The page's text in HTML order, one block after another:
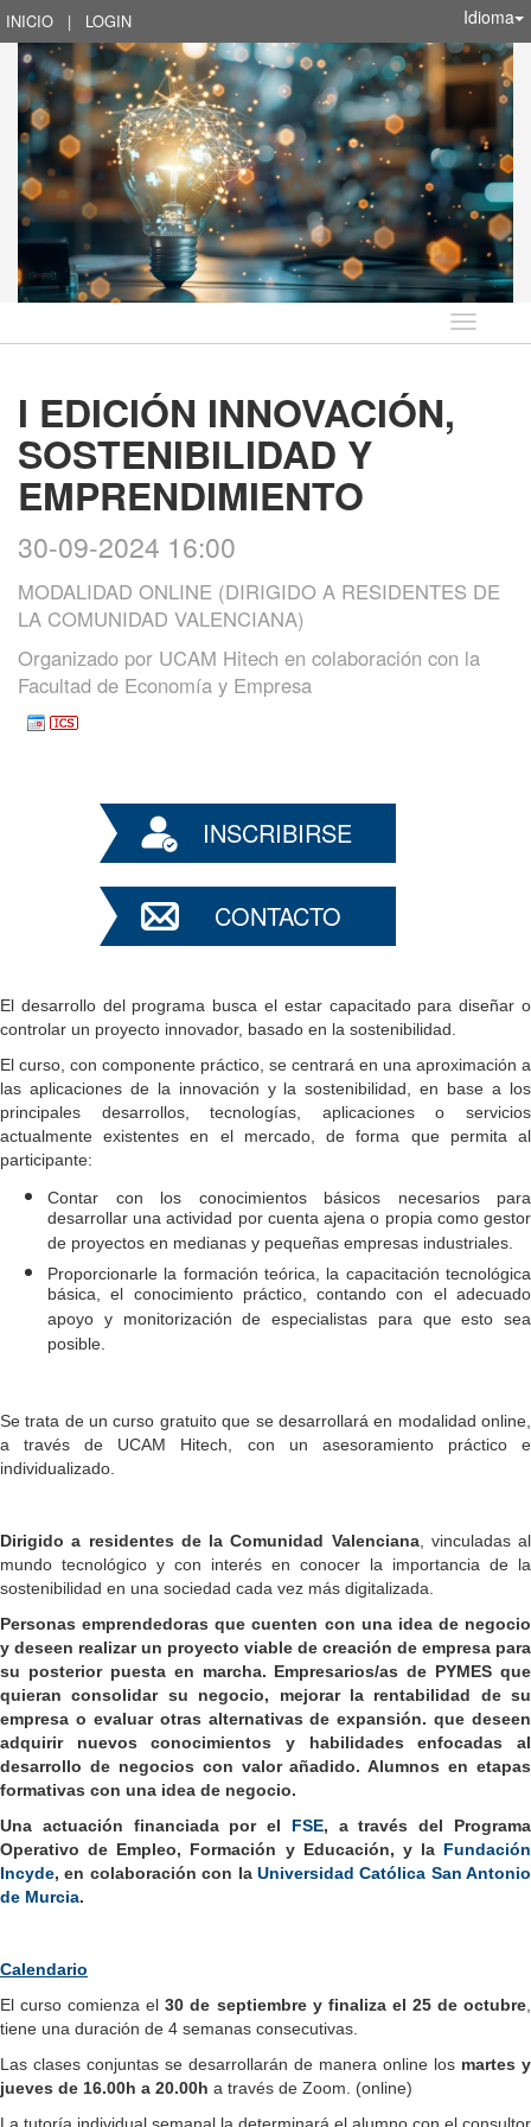
INICIO | LOGIN Idioma
Idioma
I EDICIÓN INNOVACIÓN,
SOSTENIBILIDAD Y
EMPRENDIMIENTO
30-09-2024 16:00
MODALIDAD ONLINE (DIRIGIDO A RESIDENTES DE
LA COMUNIDAD VALENCIANA)
Organizado por UCAM Hitech en colaboración con la
Facultad de Economía y Empresa
INSCRIBIRSE
CONTACTO
El desarrollo del programa busca el estar capacitado para diseñar o
controlar un proyecto innovador, basado en la sostenibilidad.
El curso, con componente práctico, se centrará en una aproximación a
las aplicaciones de la innovación y la sostenibilidad, en base a los
principales desarrollos, tecnologías, aplicaciones o servicios
actualmente existentes en el mercado, de forma que permita al
participante:
Contar con los conocimientos básicos necesarios para
desarrollar una actividad por cuenta ajena o propia como gestor
de proyectos en medianas y pequeñas empresas industriales.
Proporcionarle la formación teórica, la capacitación tecnológica
básica, el conocimiento práctico, contando con el adecuado
apoyo y monitorización de especialistas para que esto sea
posible.
Se trata de un curso gratuito que se desarrollará en modalidad online,
a través de UCAM Hitech, con un asesoramiento práctico e
individualizado.
Dirigido a residentes de la Comunidad Valenciana, vinculadas al
mundo tecnológico y con interés en conocer la importancia de la
sostenibilidad en una sociedad cada vez más digitalizada.
Personas emprendedoras que cuenten con una idea de negocio
y deseen realizar un proyecto viable de creación de empresa para
su posterior puesta en marcha. Empresarios/as de PYMES que
quieran consolidar su negocio, mejorar la rentabilidad de su
empresa o evaluar otras alternativas de expansión. que deseen
adquirir nuevos conocimientos y habilidades enfocadas al
desarrollo de negocios con valor añadido. Alumnos en etapas
formativas con una idea de negocio.
Una actuación financiada por el FSE, a través del Programa
Operativo de Empleo, Formación y Educación, y la Fundación
Incyde, en colaboración con la Universidad Católica San Antonio
de Murcia.
Calendario
El curso comienza el30 de septiembre y finaliza el 25 de octubre
tiene una duración de 4 semanas consecutivas.
Las clases conjuntas se desarrollarán de manera online los martes y
jueves de 16.00h a 20.00h a través de Zoom. (online)
La tutoría individual semanal la determinará el alumno con el consultor